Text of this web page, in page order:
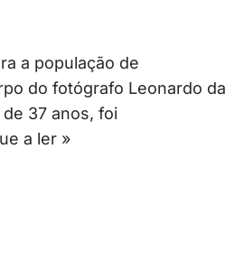
a população de
do fotógrafo Leonardo da
37 anos, foi
a ler »